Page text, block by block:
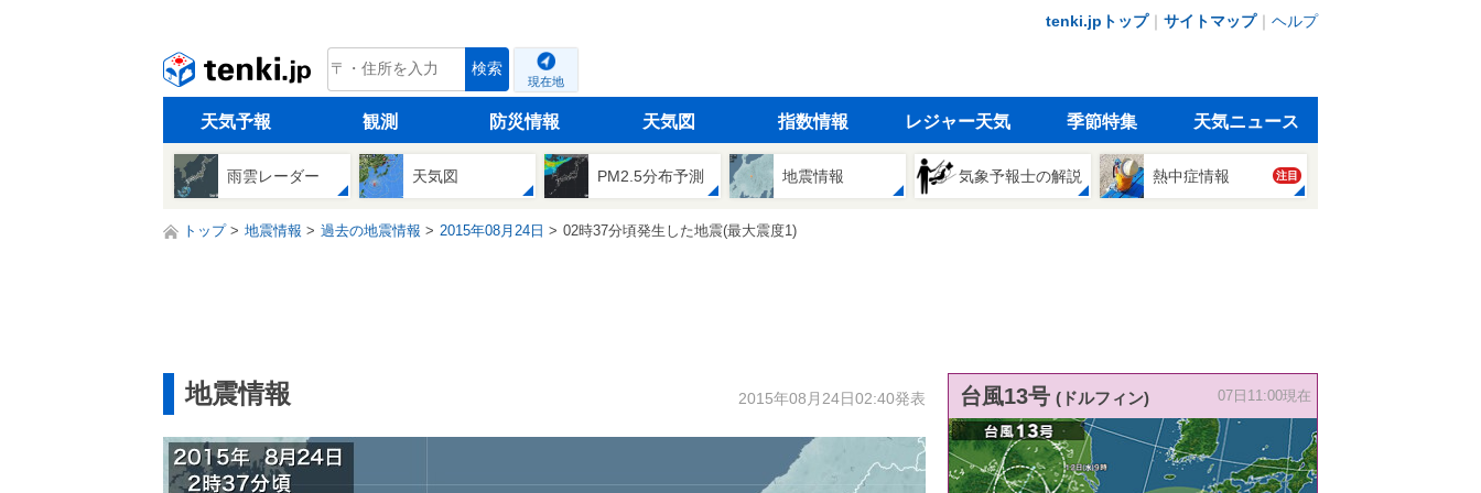
tenki.jpトップ｜ サイトマップ｜ ヘルプ
tenki.jp 検索
現在地
天気予報 観測 防災情報 天気図 指数情報 レジャー天気 季節特集 天気ニュース
雨雲レーダー 天気図 PM2.5分布予測 地震情報 気象予報士の解説 熱中症情報 注目
トップ 地震情報 過去の地震情報 2015年08月24日 02時37分頃発生した地震(最大震度1)
地震情報 2015年08月24日02:40発表 台風13号 (ドルフィン) 07日11:00現在